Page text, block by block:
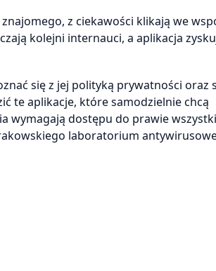
z ciekawości klikają we
kolejni internauci, a aplikacja
się z jej polityką prywatności oraz
te aplikacje, które samodzielnie chcą
wymagają dostępu do prawie
laboratorium